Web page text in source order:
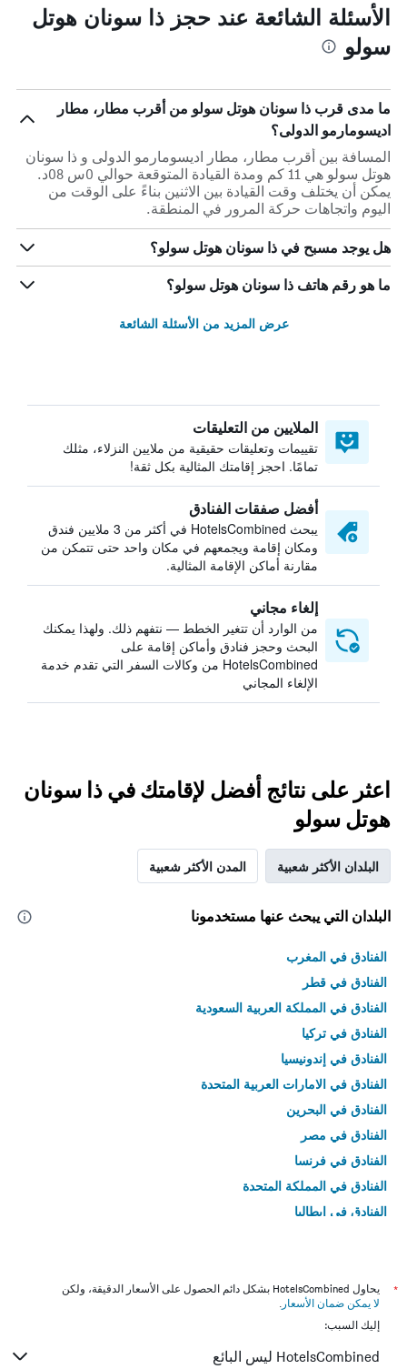
الأسئلة الشائعة عند حجز ذا سونان هوتل
سولو
ما مدى قرب ذا سونان هوتل سولو من أقرب مطار، مطار
اديسومارمو الدولى؟
المسافة بين أقرب مطار، مطار اديسومارمو الدولى و ذا سونان
هوتل سولو هي 11 كم ومدة القيادة المتوقعة حوالي 0س 08د.
يمكن أن يختلف وقت القيادة بين الاثنين بناءً على الوقت من
اليوم واتجاهات حركة المرور في المنطقة.
هل يوجد مسبح في ذا سونان هوتل سولو؟
ما هو رقم هاتف ذا سونان هوتل سولو؟
عرض المزيد من الأسئلة الشائعة
الملايين من التعليقات
تقييمات وتعليقات حقيقية من ملايين النزلاء، مثلك
تمامًا. احجز إقامتك المثالية بكل ثقة!
أفضل صفقات الفنادق
يبحث HotelsCombined في أكثر من 3 ملايين فندق
ومكان إقامة ويجمعهم في مكان واحد حتى تتمكن من
مقارنة أماكن الإقامة المثالية.
إلغاء مجاني
من الوارد أن تتغير الخطط — نتفهم ذلك. ولهذا يمكنك
البحث وحجز فنادق وأماكن إقامة على
HotelsCombined من وكالات السفر التي تقدم خدمة
الإلغاء المجاني
اعثر على نتائج أفضل لإقامتك في ذا سونان
هوتل سولو
البلدان الأكثر شعبية المدن الأكثر شعبية
البلدان التي يبحث عنها مستخدمونا
الفنادق في المغرب
الفنادق في قطر
الفنادق في المملكة العربية السعودية
الفنادق في تركيا
الفنادق في إندونيسيا
الفنادق في الامارات العربية المتحدة
الفنادق في البحرين
الفنادق في مصر
الفنادق في فرنسا
الفنادق في المملكة المتحدة
الفنادق في إيطاليا
*
يحاول HotelsCombined بشكل دائم الحصول على الأسعار الدقيقة، ولكن
لا يمكن ضمان الأسعار .
إليك السبب:
HotelsCombined ليس البائع